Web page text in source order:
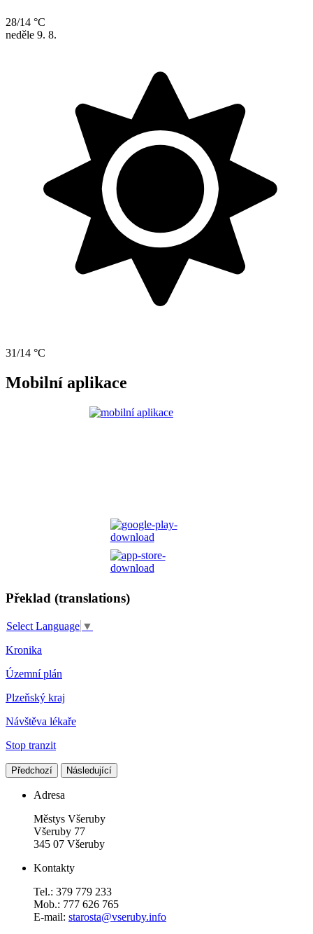
28/14 °C
neděle 9. 8.
31/14 °C
Mobilní aplikace
Překlad (translations)
Select Language ▼
Kronika
Územní plán
Plzeňský kraj
Návštěva lékaře
Stop tranzit
Předchozí Následující
Adresa
Městys Všeruby
Všeruby 77
345 07 Všeruby
Kontakty
Tel.: 379 779 233
Mob.: 777 626 765
E-mail: starosta@vseruby.info